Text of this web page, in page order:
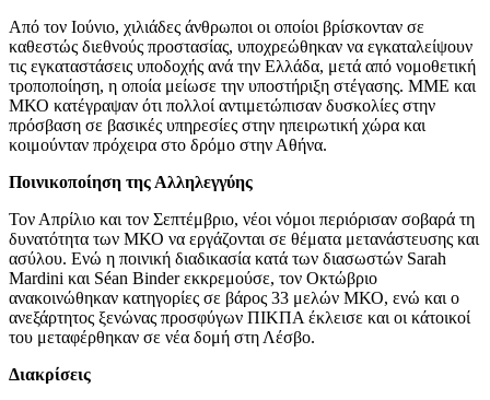
Από τον Ιούνιο, χιλιάδες άνθρωποι οι οποίοι βρίσκονταν σε
καθεστώς διεθνούς προστασίας, υποχρεώθηκαν να εγκαταλείψουν
τις εγκαταστάσεις υποδοχής ανά την Ελλάδα, μετά από νομοθετική
τροποποίηση, η οποία μείωσε την υποστήριξη στέγασης. ΜΜΕ και
ΜΚΟ κατέγραψαν ότι πολλοί αντιμετώπισαν δυσκολίες στην
πρόσβαση σε βασικές υπηρεσίες στην ηπειρωτική χώρα και
κοιμούνταν πρόχειρα στο δρόμο στην Αθήνα.
Ποινικοποίηση της Αλληλεγγύης
Τον Απρίλιο και τον Σεπτέμβριο, νέοι νόμοι περιόρισαν σοβαρά τη
δυνατότητα των ΜΚΟ να εργάζονται σε θέματα μετανάστευσης και
ασύλου. Ενώ η ποινική διαδικασία κατά των διασωστών Sarah
Mardini και Séan Binder εκκρεμούσε, τον Οκτώβριο
ανακοινώθηκαν κατηγορίες σε βάρος 33 μελών ΜΚΟ, ενώ και ο
ανεξάρτητος ξενώνας προσφύγων ΠΙΚΠΑ έκλεισε και οι κάτοικοί
του μεταφέρθηκαν σε νέα δομή στη Λέσβο.
Διακρίσεις